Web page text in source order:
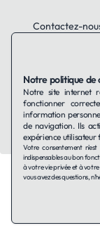
Contactez-
© 2026
Notre politique de
Notre site internet
fonctionner
information
de navigation. Ils
expérience utilisateur
Votre consentement
indispensables au bon
à votre vie privée et à
vous avez des questions,